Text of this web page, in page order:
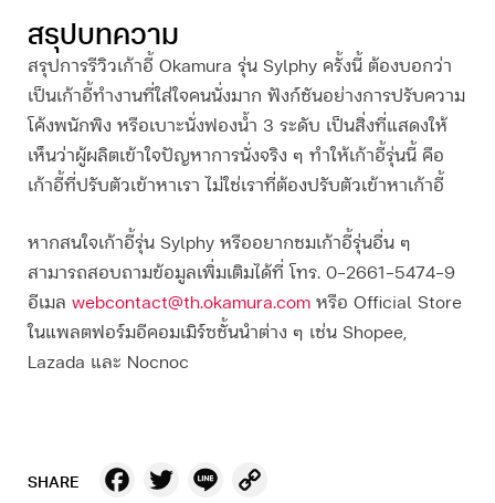
สรุปบทความ
สรุปการรีวิวเก้าอี้ Okamura รุ่น Sylphy ครั้งนี้ ต้องบอกว่า
เป็นเก้าอี้ทำงานที่ใส่ใจคนนั่งมาก ฟังก์ชันอย่างการปรับความ
โค้งพนักพิง หรือเบาะนั่งฟองน้ำ 3 ระดับ เป็นสิ่งที่แสดงให้
เห็นว่าผู้ผลิตเข้าใจปัญหาการนั่งจริง ๆ ทำให้เก้าอี้รุ่นนี้ คือ
เก้าอี้ที่ปรับตัวเข้าหาเรา ไม่ใช่เราที่ต้องปรับตัวเข้าหาเก้าอี้
หากสนใจเก้าอี้รุ่น Sylphy หรืออยากชมเก้าอี้รุ่นอื่น ๆ
สามารถสอบถามข้อมูลเพิ่มเติมได้ที่ โทร. 0-2661-5474-9
อีเมล webcontact@th.okamura.com หรือ Official Store
ในแพลตฟอร์มอีคอมเมิร์ซชั้นนำต่าง ๆ เช่น Shopee,
Lazada และ Nocnoc
SHARE Facebook
Twitter
Line